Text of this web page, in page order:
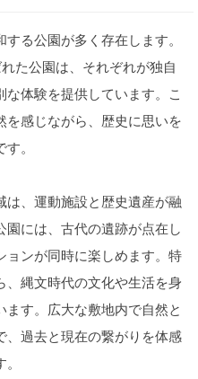
る公園が多く存在します。
れた公園は、それぞれが独自
体験を提供しています。こ
感じながら、歴史に思いを
。
、運動施設と歴史遺産が融
には、古代の遺跡が点在し
ンが同時に楽しめます。特
縄文時代の文化や生活を身
す。広大な敷地内で自然と
、過去と現在の繋がりを体感